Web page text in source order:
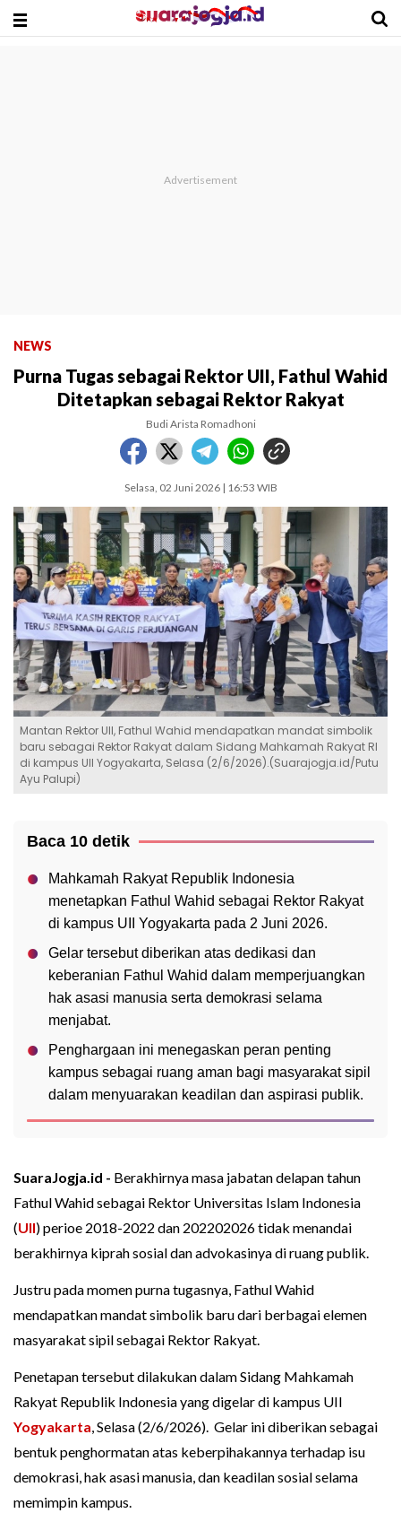
NEWS
Purna Tugas sebagai Rektor UII, Fathul Wahid
Ditetapkan sebagai Rektor Rakyat
Budi Arista Romadhoni
Selasa, 02 Juni 2026 | 16:53 WIB
Mantan Rektor UII, Fathul Wahid mendapatkan mandat simbolik
baru sebagai Rektor Rakyat dalam Sidang Mahkamah Rakyat RI
di kampus UII Yogyakarta, Selasa (2/6/2026).(Suarajogja.id/Putu
Ayu Palupi)
Baca 10 detik
Mahkamah Rakyat Republik Indonesia
menetapkan Fathul Wahid sebagai Rektor Rakyat
di kampus UII Yogyakarta pada 2 Juni 2026.
Gelar tersebut diberikan atas dedikasi dan
keberanian Fathul Wahid dalam memperjuangkan
hak asasi manusia serta demokrasi selama
menjabat.
Penghargaan ini menegaskan peran penting
kampus sebagai ruang aman bagi masyarakat sipil
dalam menyuarakan keadilan dan aspirasi publik.
SuaraJogja.id - Berakhirnya masa jabatan delapan tahun
Fathul Wahid sebagai Rektor Universitas Islam Indonesia
(UII) perioe 2018-2022 dan 202202026 tidak menandai
berakhirnya kiprah sosial dan advokasinya di ruang publik.
Justru pada momen purna tugasnya, Fathul Wahid
mendapatkan mandat simbolik baru dari berbagai elemen
masyarakat sipil sebagai Rektor Rakyat.
Penetapan tersebut dilakukan dalam Sidang Mahkamah
Rakyat Republik Indonesia yang digelar di kampus UII
Yogyakarta, Selasa (2/6/2026). Gelar ini diberikan sebagai
bentuk penghormatan atas keberpihakannya terhadap isu
demokrasi, hak asasi manusia, dan keadilan sosial selama
memimpin kampus.